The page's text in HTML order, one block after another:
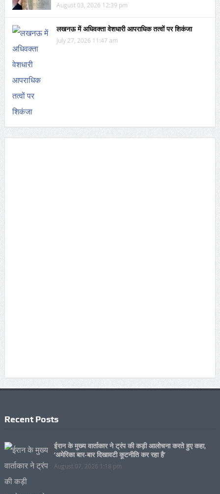
August 03, 2026 12:39 pm
लखनऊ में अधिवक्ता वेशधारी आपराधिक तत्वों पर शिकंजा
July 27, 2026 11:47 am
Recent Posts
ईरान के मुख्य वार्ताकार ने ट्रंप की कड़ी आलोचना करते हुए कहा,
‘अमेरिका बार-बार दिखावटी कूटनीति कर रहा है’
August 07, 2026 1:18 pm